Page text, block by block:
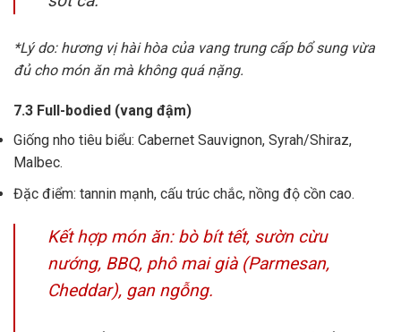
*Lý do: hương vị hài hòa của vang trung cấp bổ sung vừa
đủ cho món ăn mà không quá nặng.
7.3 Full-bodied (vang đậm)
Giống nho tiêu biểu: Cabernet Sauvignon, Syrah/Shiraz,
Malbec.
Đặc điểm: tannin mạnh, cấu trúc chắc, nồng độ cồn cao.
Kết hợp món ăn: bò bít tết, sườn cừu
nướng, BBQ, phô mai già (Parmesan,
Cheddar), gan ngỗng.